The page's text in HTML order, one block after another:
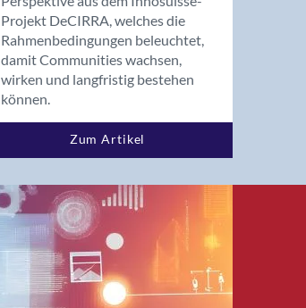
Projekt DeCIRRA, welches die
Rahmenbedingungen beleuchtet,
damit Communities wachsen,
wirken und langfristig bestehen
können.
Zum Artikel